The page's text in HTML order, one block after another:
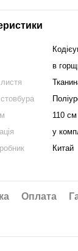
в
110 см
у
Китай
Оплата